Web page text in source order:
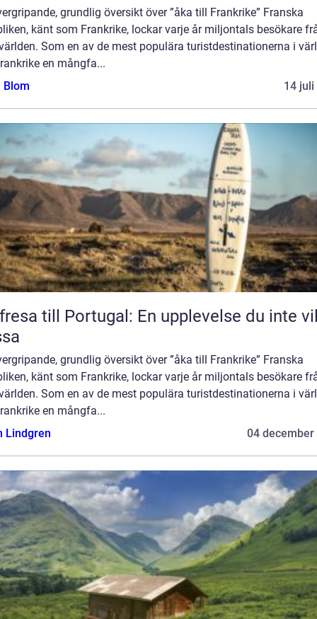
grundlig översikt över ”åka till Frankrike” Franska
känt som Frankrike, lockar varje år miljontals besökare
Som en av de mest populära turistdestinationerna i
en mångfa...
Blom
14 juli
till Portugal: En upplevelse du inte
grundlig översikt över ”åka till Frankrike” Franska
känt som Frankrike, lockar varje år miljontals besökare
Som en av de mest populära turistdestinationerna i
en mångfa...
Lindgren
04 december